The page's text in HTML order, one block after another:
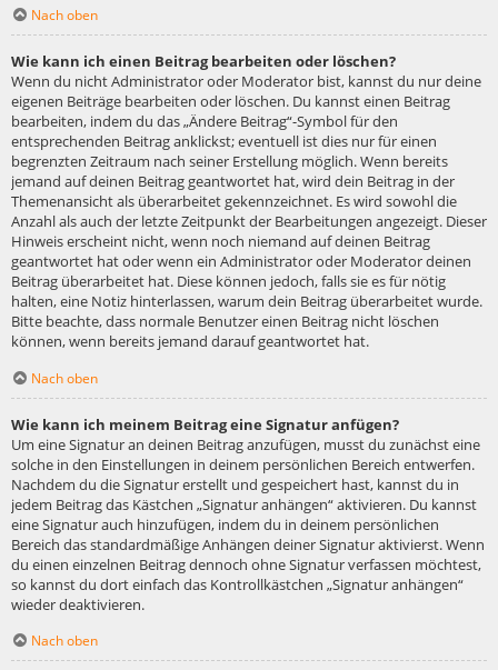
Nach oben
Wie kann ich einen Beitrag bearbeiten oder löschen?
Wenn du nicht Administrator oder Moderator bist, kannst du nur deine
eigenen Beiträge bearbeiten oder löschen. Du kannst einen Beitrag
bearbeiten, indem du das „Ändere Beitrag“-Symbol für den
entsprechenden Beitrag anklickst; eventuell ist dies nur für einen
begrenzten Zeitraum nach seiner Erstellung möglich. Wenn bereits
jemand auf deinen Beitrag geantwortet hat, wird dein Beitrag in der
Themenansicht als überarbeitet gekennzeichnet. Es wird sowohl die
Anzahl als auch der letzte Zeitpunkt der Bearbeitungen angezeigt. Dieser
Hinweis erscheint nicht, wenn noch niemand auf deinen Beitrag
geantwortet hat oder wenn ein Administrator oder Moderator deinen
Beitrag überarbeitet hat. Diese können jedoch, falls sie es für nötig
halten, eine Notiz hinterlassen, warum dein Beitrag überarbeitet wurde.
Bitte beachte, dass normale Benutzer einen Beitrag nicht löschen
können, wenn bereits jemand darauf geantwortet hat.
Nach oben
Wie kann ich meinem Beitrag eine Signatur anfügen?
Um eine Signatur an deinen Beitrag anzufügen, musst du zunächst eine
solche in den Einstellungen in deinem persönlichen Bereich entwerfen.
Nachdem du die Signatur erstellt und gespeichert hast, kannst du in
jedem Beitrag das Kästchen „Signatur anhängen“ aktivieren. Du kannst
eine Signatur auch hinzufügen, indem du in deinem persönlichen
Bereich das standardmäßige Anhängen deiner Signatur aktivierst. Wenn
du einen einzelnen Beitrag dennoch ohne Signatur verfassen möchtest,
so kannst du dort einfach das Kontrollkästchen „Signatur anhängen“
wieder deaktivieren.
Nach oben